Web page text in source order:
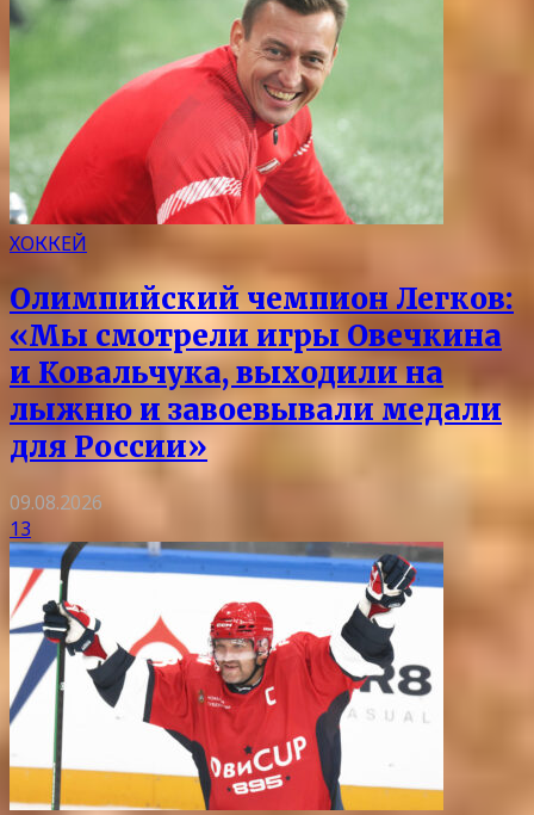
ХОККЕЙ
Олимпийский чемпион Легков:
«Мы смотрели игры Овечкина
и Ковальчука, выходили на
лыжню и завоевывали медали
для России»
09.08.2026
13